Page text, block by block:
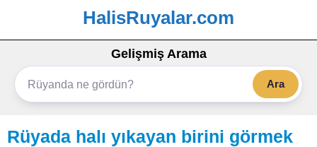
HalisRuyalar.com
Gelişmiş Arama
Ara
Rüyada halı yıkayan birini görmek